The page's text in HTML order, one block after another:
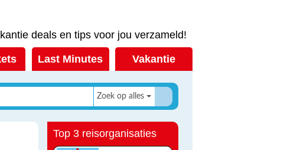
deals en tips voor jou verzameld!
Last Minutes Vakantie
Zoek op alles
Top 3 reisorganisaties